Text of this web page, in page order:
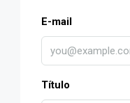
E-mail
Título